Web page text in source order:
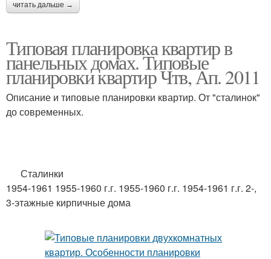
читать дальше →
Типовая планировка квартир в
панельных домах. Типовые
планировки квартир Чтв, Ап. 2011
Описание и типовые планировки квартир. От "сталинок"
до современных.
Сталинки
1954-1961 1955-1960 г.г. 1955-1960 г.г. 1954-1961 г.г. 2-,
3-этажные кирпичные дома